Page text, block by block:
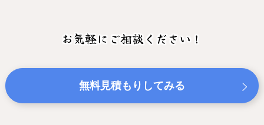
お気軽にご相談ください！
無料見積もりしてみる